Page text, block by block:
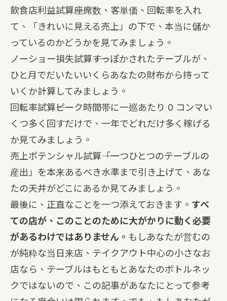
飲食店利益試算――座席数、客単価、回転率を入れ
て、「きれいに見える売上」の下で、本当に儲か
っているのかどうかを見てみましょう。
ノーショー損失試算――すっぽかされたテーブルが、
ひと月でだいたいいくらあなたの財布から持って
いくか計算してみましょう。
回転率試算――ピーク時間帯に一巡あたり 0 コンマい
くつ多く回すだけで、一年でどれだけ多く稼げる
か見てみましょう。
売上ポテンシャル試算――「一つひとつのテーブルの
産出」を本来あるべき水準まで引き上げて、あな
たの天井がどこにあるか見てみましょう。
最後に、正直なことを一つ添えておきます。 すべ
ての店が、このことのために大がかりに動く必要
があるわけではありません。 もしあなたが営むの
が純粋な当日来店、テイクアウト中心の小さなお
店なら、テーブルはもともとあなたのボトルネッ
クではないので、この記事があなたにとって参考